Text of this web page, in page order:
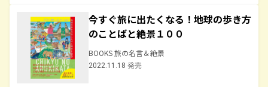
今すぐ旅に出たくなる！地球の歩き方
のことばと絶景１００
BOOKS 旅の名言＆絶景
2022.11.18 発売